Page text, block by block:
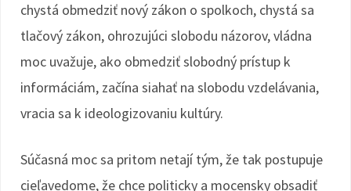
chystá obmedziť nový zákon o spolkoch, chystá sa
tlačový zákon, ohrozujúci slobodu názorov, vládna
moc uvažuje, ako obmedziť slobodný prístup k
informáciám, začína siahať na slobodu vzdelávania,
vracia sa k ideologizovaniu kultúry.
Súčasná moc sa pritom netají tým, že tak postupuje
cieľavedome, že chce politicky a mocensky obsadiť